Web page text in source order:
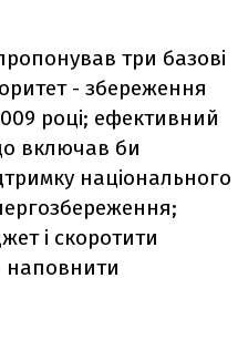
три базові
- збереження
році; ефективний
включав би
національного
і скоротити
наповнити